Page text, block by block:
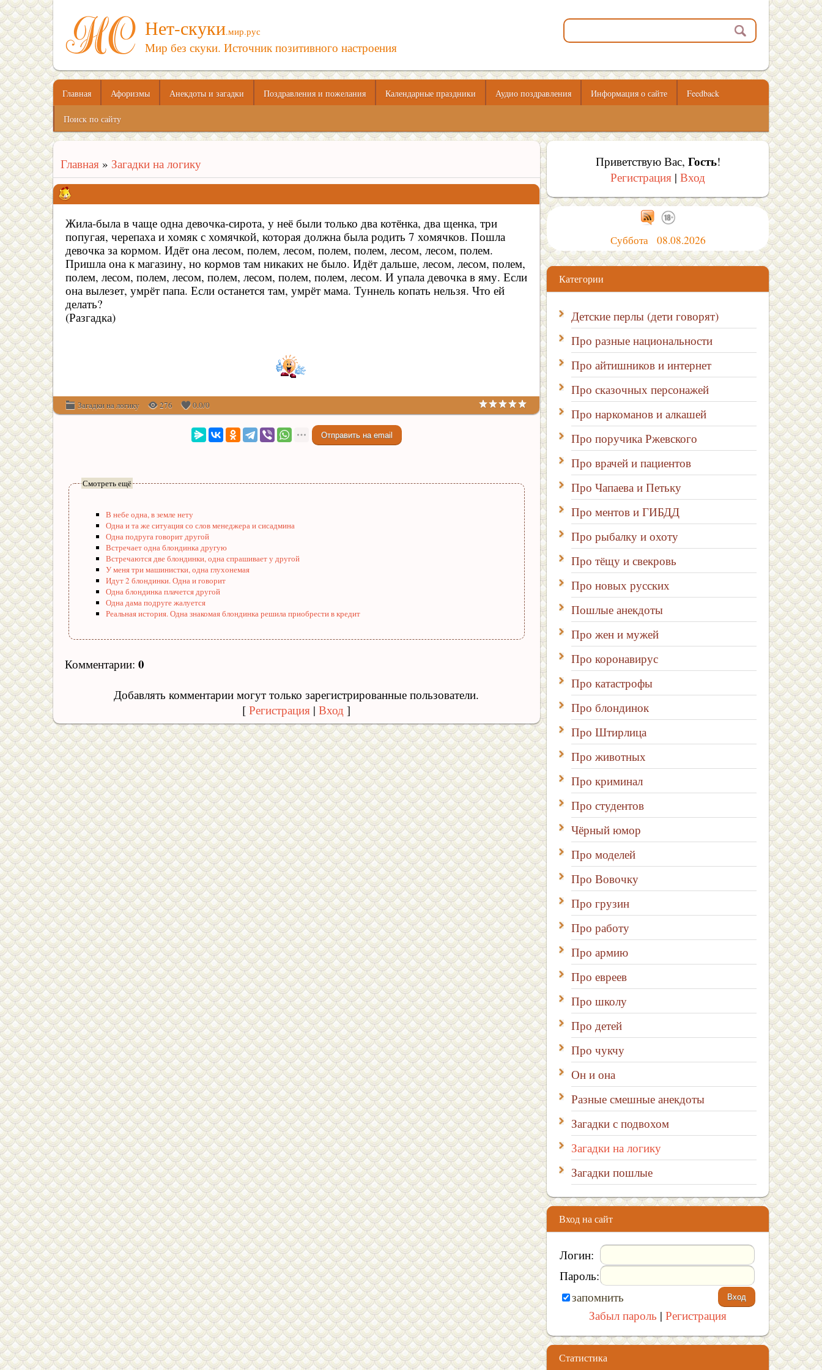
Нет-скуки.мир.рус
Мир без скуки. Источник позитивного настроения
Главная Афоризмы Анекдоты и загадки Поздравления и пожелания Календарные праздники Аудио поздравления Информация о сайте Feedback
Поиск по сайту
Главная » Загадки на логику
Жила-была в чаще одна девочка-сирота, у неё были только два котёнка, два щенка, три
попугая, черепаха и хомяк с хомячкой, которая должна была родить 7 хомячков. Пошла
девочка за кормом. Идёт она лесом, полем, лесом, полем, полем, лесом, лесом, полем.
Пришла она к магазину, но кормов там никаких не было. Идёт дальше, лесом, лесом, полем,
полем, лесом, полем, лесом, полем, лесом, полем, полем, лесом. И упала девочка в яму. Если
она вылезет, умрёт папа. Если останется там, умрёт мама. Туннель копать нельзя. Что ей
делать?
(Разгадка)
Загадки на логику 276 0.0/0
Смотреть ещё
В небе одна, в земле нету
Одна и та же ситуация со слов менеджера и сисадмина
Одна подруга говорит другой
Встречает одна блондинка другую
Встречаются две блондинки, одна спрашивает у другой
У меня три машинистки, одна глухонемая
Идут 2 блондинки. Одна и говорит
Одна блондинка плачется другой
Одна дама подруге жалуется
Реальная история. Одна знакомая блондинка решила приобрести в кредит
Комментарии: 0
Добавлять комментарии могут только зарегистрированные пользователи.
[Регистрация |Вход ]
Приветствую Вас, Гость!
Регистрация |Вход
Суббота 08.08.2026
Категории
Детские перлы (дети говорят)
Про разные национальности
Про айтишников и интернет
Про сказочных персонажей
Про наркоманов и алкашей
Про поручика Ржевского
Про врачей и пациентов
Про Чапаева и Петьку
Про ментов и ГИБДД
Про рыбалку и охоту
Про тёщу и свекровь
Про новых русских
Пошлые анекдоты
Про жен и мужей
Про коронавирус
Про катастрофы
Про блондинок
Про Штирлица
Про животных
Про криминал
Про студентов
Чёрный юмор
Про моделей
Про Вовочку
Про грузин
Про работу
Про армию
Про евреев
Про школу
Про детей
Про чукчу
Он и она
Разные смешные анекдоты
Загадки с подвохом
Загадки на логику
Загадки пошлые
Вход на сайт
Логин:
Пароль:
запомнить
Забыл пароль | Регистрация
Статистика